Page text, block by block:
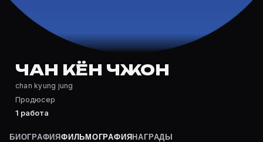
Кто такой(ая) Чан Кюнг Джунг?
Чан Кюнг Джунг — Продюсер. Биография и роли на
Где открыть фильмографию Чан Кюнг Джунг?
На Movie Planner: https://movie-planner.ru/s/
ЧАН КЁН ЧЖОН
chan kyung jung
Продюсер
1 работа
БИОГРАФИЯФИЛЬМОГРАФИЯ НАГРАДЫ